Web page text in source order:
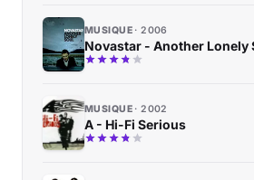
MUSIQUE 2006
Novastar - Another Lonely
MUSIQUE 2002
A - Hi-Fi Serious